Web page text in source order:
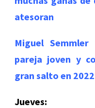
atesoran
Miguel
pareja joven y
gran salto en 2022
Jueves: